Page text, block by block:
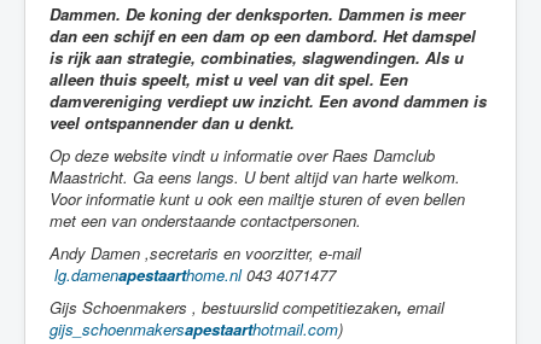
Dammen. De koning der denksporten. Dammen is meer
dan een schijf en een dam op een dambord. Het damspel
is rijk aan strategie, combinaties, slagwendingen. Als u
alleen thuis speelt, mist u veel van dit spel. Een
damvereniging verdiept uw inzicht. Een avond dammen is
veel ontspannender dan u denkt.
Op deze website vindt u informatie over Raes Damclub
Maastricht. Ga eens langs. U bent altijd van harte welkom.
Voor informatie kunt u ook een mailtje sturen of even bellen
met een van onderstaande contactpersonen.
Andy Damen ,secretaris en voorzitter, e-mail
lg.damenapestaarthome.nl043 4071477
Gijs Schoenmakers , bestuurslid competitiezaken, email
gijs_schoenmakersapestaarthotmail.com)